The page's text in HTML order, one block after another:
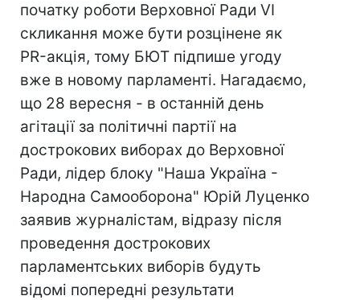
початку роботи Верховної Ради VI
скликання може бути розцінене як
PR-акція, тому БЮТ підпише угоду
вже в новому парламенті. Нагадаємо,
що 28 вересня - в останній день
агітації за політичні партії на
дострокових виборах до Верховної
Ради, лідер блоку "Наша Україна -
Народна Самооборона" Юрій Луценко
заявив журналістам, відразу після
проведення дострокових
парламентських виборів будуть
відомі попередні результати